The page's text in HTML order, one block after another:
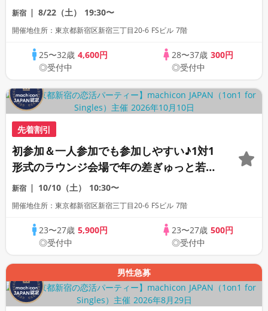
ィー《全席半個室の上質な1対1相席専用会
場》《machicon JAPAN主催》《ドリン
新宿 8/22（土） 19:30〜
開催地住所：東京都新宿区新宿三丁目20-6 FSビル 7階
25〜32歳4,600円
◎受付中
28〜37歳 300円
◎受付中
先着割引
初参加＆一人参加でも参加しやすい♪1対1
形式のラウンジ会場で年の差ぎゅっと若め
の同世代恋活パーティー♪《上質な1対1相
席専用会場》《全席半個室》《飲み放題付
新宿 10/10（土） 10:30〜
開催地住所：東京都新宿区新宿三丁目20-6 FSビル 7階
23〜27歳5,900円
◎受付中
23〜27歳 500円
◎受付中
男性急募